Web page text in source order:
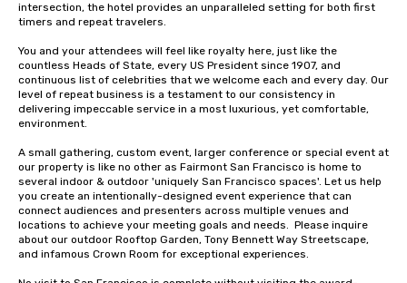
intersection, the hotel provides an unparalleled setting for both first
timers and repeat travelers.
You and your attendees will feel like royalty here, just like the
countless Heads of State, every US President since 1907, and
continuous list of celebrities that we welcome each and every day. Our
level of repeat business is a testament to our consistency in
delivering impeccable service in a most luxurious, yet comfortable,
environment.
A small gathering, custom event, larger conference or special event at
our property is like no other as Fairmont San Francisco is home to
several indoor & outdoor 'uniquely San Francisco spaces'. Let us help
you create an intentionally-designed event experience that can
connect audiences and presenters across multiple venues and
locations to achieve your meeting goals and needs.  Please inquire
about our outdoor Rooftop Garden, Tony Bennett Way Streetscape,
and infamous Crown Room for exceptional experiences.